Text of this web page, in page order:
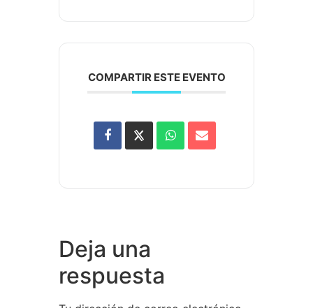
COMPARTIR ESTE EVENTO
Deja una
respuesta